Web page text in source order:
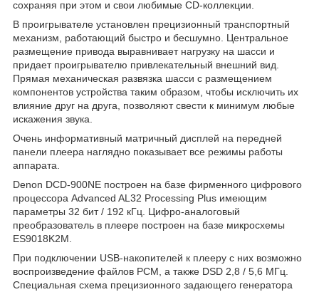
сохраняя при этом и свои любимые CD-коллекции.
В проигрывателе установлен прецизионный транспортный
механизм, работающий быстро и бесшумно. Центральное
размещение привода выравнивает нагрузку на шасси и
придает проигрывателю привлекательный внешний вид.
Прямая механическая развязка шасси с размещением
компонентов устройства таким образом, чтобы исключить их
влияние друг на друга, позволяют свести к минимум любые
искажения звука.
Очень информативный матричный дисплей на передней
панели плеера наглядно показывает все режимы работы
аппарата.
Denon DCD-900NE построен на базе фирменного цифрового
процессора Advanced AL32 Processing Plus имеющим
параметры 32 бит / 192 кГц. Цифро-аналоговый
преобразователь в плеере построен на базе микросхемы
ES9018K2M.
При подключении USB-накопителей к плееру с них возможно
воспроизведение файлов PCM, а также DSD 2,8 / 5,6 МГц.
Специальная схема прецизионного задающего генератора